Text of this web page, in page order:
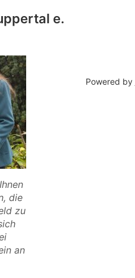
e.
die
zu
an
Powered by